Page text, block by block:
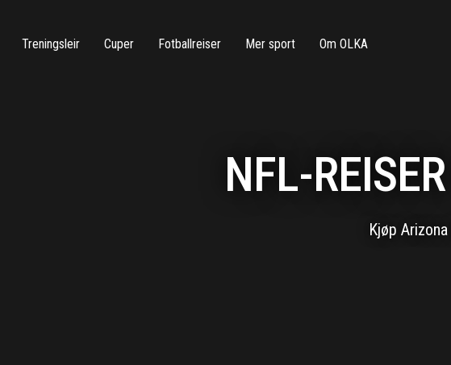
Treningsleir Cuper Fotballreiser Mer sport Om OLKA
NFL-
Kjøp